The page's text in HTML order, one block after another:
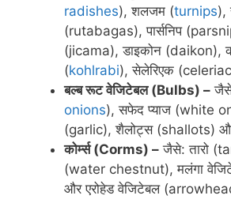
radishes), शलजम (turnips),
(rutabagas), पार्सनिप
(jicama), डाइकोन (daikon),
(kohlrabi), सेलेरिएक (celeriac)
बल्ब रूट वेजिटेबल (Bulbs) –
onions), सफेद प्याज (white
(garlic), शैलोट्स (shallots) और
कोर्म्स (Corms) – जैसे: तारो
(water chestnut), मलंगा
और एरोहेड वेजिटेबल